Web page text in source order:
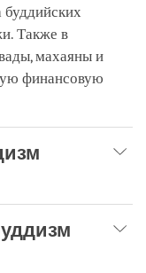
буддийских
Также в
махаяны и
финансовую